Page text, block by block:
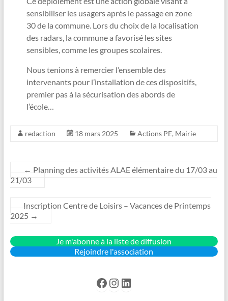
sensibiliser les usagers après le passage en zone
30 de la commune. Lors du choix de la localisation
des radars, la commune a favorisé les sites
sensibles, comme les groupes scolaires.
Nous tenions à remercier l’ensemble des
intervenants pour l’installation de ces dispositifs,
premier pas à la sécurisation des abords de
l’école…
redaction 18 mars 2025 Actions PE, Mairie
← Planning des activités ALAE élémentaire du 17/03 au
21/03
Inscription Centre de Loisirs – Vacances de Printemps
2025 →
Je m'abonne à la liste de diffusion
Rejoindre l'association
Facebook
Instagram
LinkedIn